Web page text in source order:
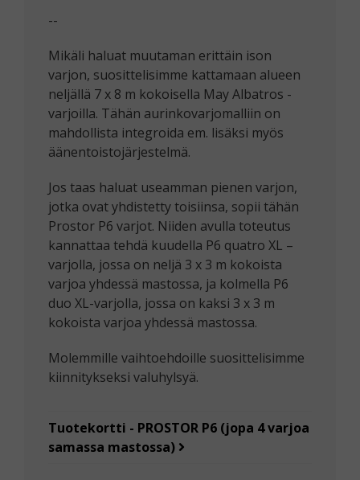
--
Mikäli haluat muutaman erittäin ison
varjon, suosittelisimme kattamaan alueen
neljällä 7 x 8 m kokoisella May Albatros -
varjoilla. Tähän aurinkovarjomalliin on
mahdollista integroida em. lisäksi myös
äänentoistojärjestelmä.
Jos taas haluat useamman pienen varjon,
jotka ovat yhdistetty toisiinsa, sopii tähän
Prostor P6 varjot. Niiden avulla toteutus
kannattaa tehdä kuudella P6 quatro XL –
varjolla, jossa on neljä 3 x 3 m kokoista
varjoa yhdessä mastossa, ja kolmella P6
duo XL-varjolla, jossa on kaksi 3 x 3 m
kokoista varjoa yhdessä mastossa.
Molemmille vaihtoehdoille suosittelisimme
kiinnitykseksi valuhylsyä.
Tuotekortti - PROSTOR P6 (jopa 4 varjoa
samassa mastossa)